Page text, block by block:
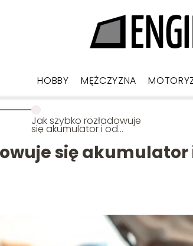
HOBBY MĘŻCZYZNA
Jak szybko rozładowuje
się akumulator i od
czego to zależy?
się akumulator